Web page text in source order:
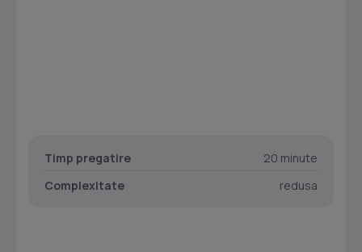
Timp pregatire
20 minute
Complexitate
redusa